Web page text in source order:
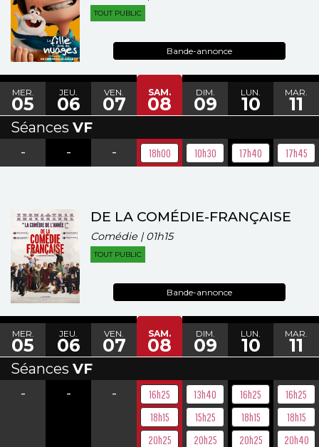
TOUT PUBLIC
Bande-annonce
MER.
05
JEU.
06
VEN.
07
SAM.
08
DIM.
09
LUN.
10
MAR.
11
Séances VF
-
- - 18h00 10h30 17h40 17h45
DE LA COMÉDIE-FRANÇAISE
Comédie | 01h15
TOUT PUBLIC
Bande-annonce
MER.
05
JEU.
06
VEN.
07
SAM.
08
DIM.
09
LUN.
10
MAR.
11
Séances VF
-
- -
16h25
18h15
20h25
13h40
15h25
20h25
16h25
18h15
20h25
16h25
18h15
20h40